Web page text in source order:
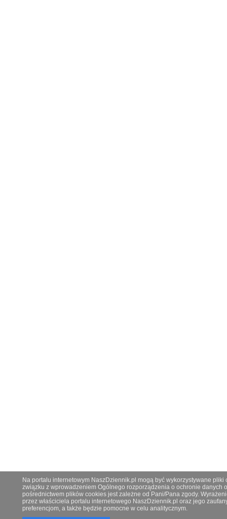
Na portalu internetowym NaszDziennik.pl mogą być wykorzystywane
związku z wprowadzeniem Ogólnego rozporządzenia o ochronie danych
pośrednictwem plików cookies jest zależne od Pani/Pana zgody.
przez właściciela portalu internetowego NaszDziennik.pl oraz jego
preferencjom, a także będzie pomocne w celu analitycznym.